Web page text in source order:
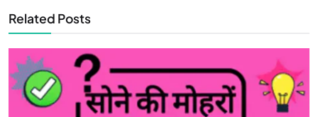
Related Posts